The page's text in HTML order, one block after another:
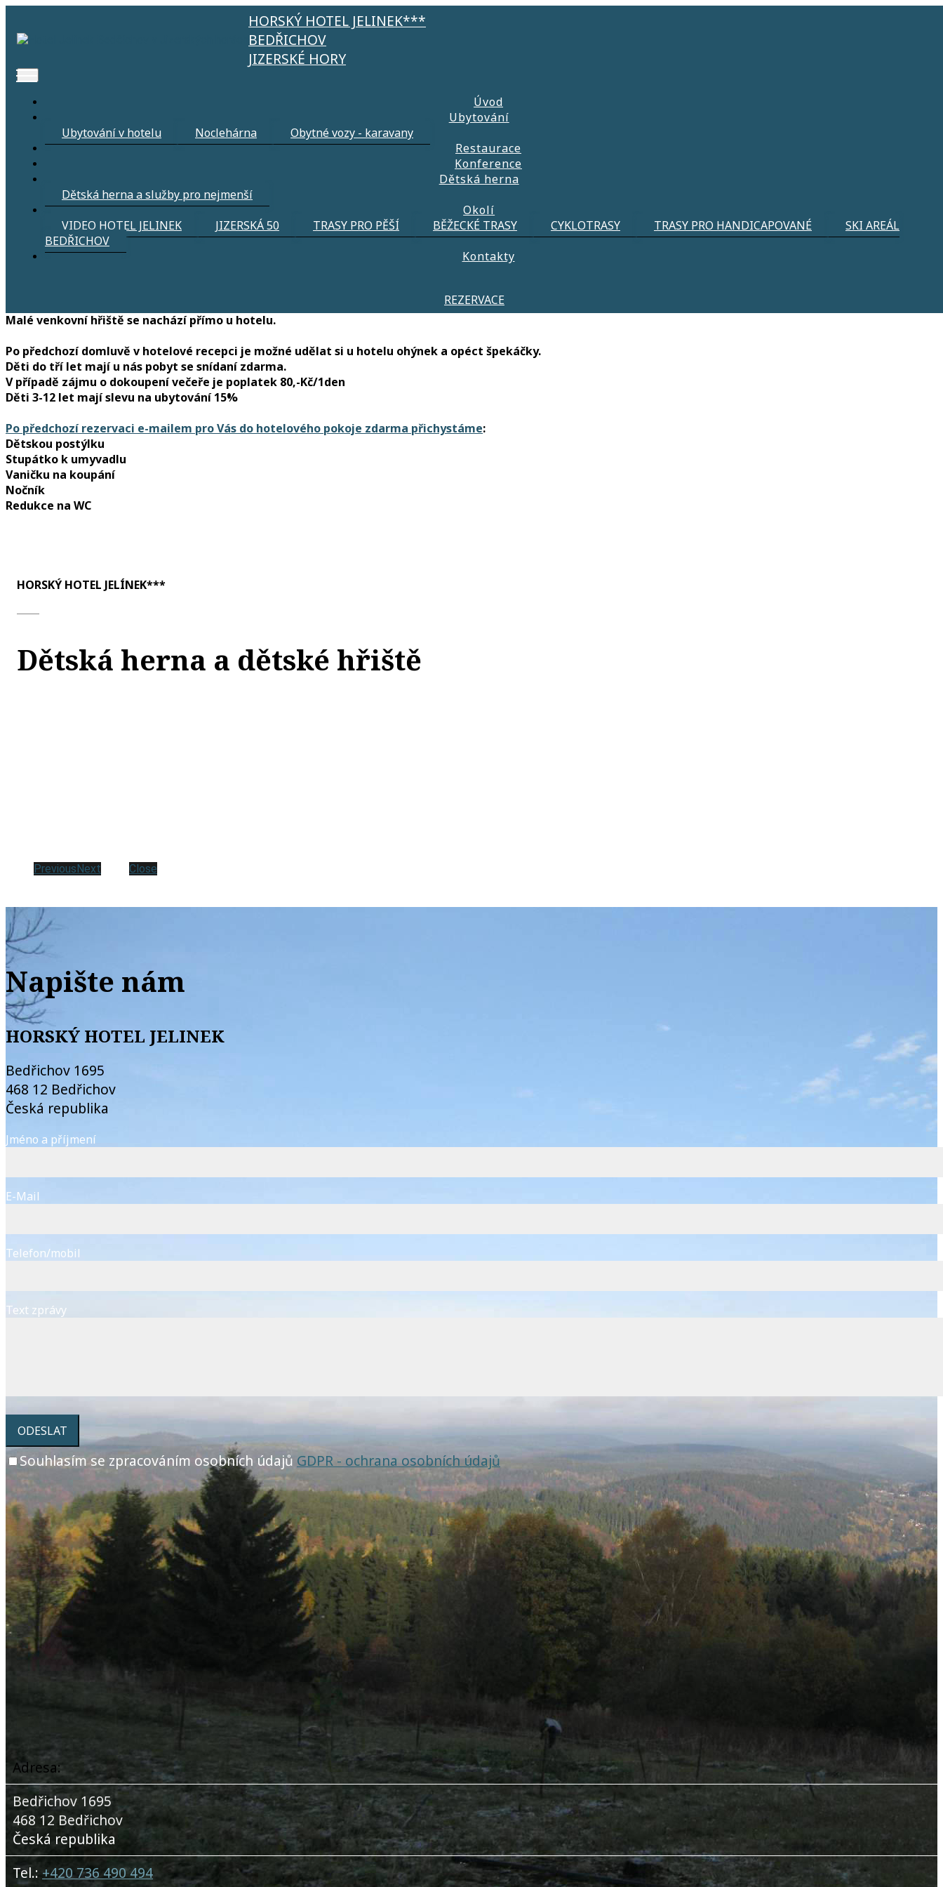
HORSKÝ HOTEL JELINEK***
BEDŘICHOV
JIZERSKÉ HORY
Úvod
Ubytování
Ubytování v hotelu
Noclehárna
Obytné vozy - karavany
Restaurace
Konference
Dětská herna
Dětská herna a služby pro nejmenší
Okolí
VIDEO HOTEL JELINEK
JIZERSKÁ 50 TRASY PRO PĚŠÍ BĚŽECKÉ TRASY CYKLOTRASY TRASY PRO HANDICAPOVANÉ
SKI AREÁL
BEDŘICHOV
Kontakty
REZERVACE
Horský hotel Jelinek ***
Rodiny s dětmi jsou u nás vítány!
Hotel disponujevelikou hernou
Oddělená
odkud lze na děti dohlížet.
Malé venkovní hřiště se nachází přímo u hotelu.
Po předchozí domluvě v hotelové recepci je možné udělat si u hotelu ohýnek a opéct špekáčky.
Děti do tří let mají u nás pobyt se snídaní zdarma.
V případě zájmu o dokoupení večeře je poplatek 80,-Kč/1den
Děti 3-12 let mají slevu na ubytování 15%
Po předchozí rezervaci e-mailem pro Vás do hotelového pokoje zdarma přichystáme:
Dětskou postýlku
Stupátko k umyvadlu
Vaničku na koupání
Nočník
Redukce na WC
HORSKÝ HOTEL JELÍNEK***
Dětská herna a dětské hřiště
Previous Next Close
Napište nám
HORSKÝ HOTEL JELINEK
Bedřichov 1695
468 12 Bedřichov
Česká republika
Jméno a příjmení
E-Mail
Telefon/mobil
Text zprávy
ODESLAT
Souhlasím se zpracováním osobních údajů GDPR - ochrana osobních údajů
Adresa:
Bedřichov 1695
468 12 Bedřichov
Česká republika
Tel.: +420 736 490 494